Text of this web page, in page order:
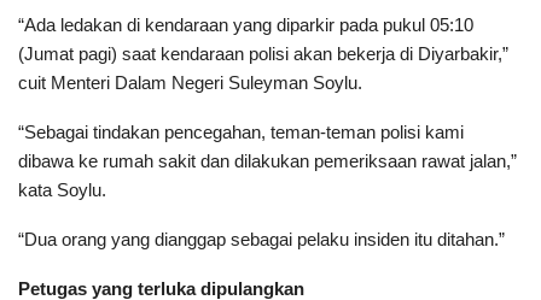
“Ada ledakan di kendaraan yang diparkir pada pukul 05:10
(Jumat pagi) saat kendaraan polisi akan bekerja di Diyarbakir,”
cuit Menteri Dalam Negeri Suleyman Soylu.
“Sebagai tindakan pencegahan, teman-teman polisi kami
dibawa ke rumah sakit dan dilakukan pemeriksaan rawat jalan,”
kata Soylu.
“Dua orang yang dianggap sebagai pelaku insiden itu ditahan.”
Petugas yang terluka dipulangkan